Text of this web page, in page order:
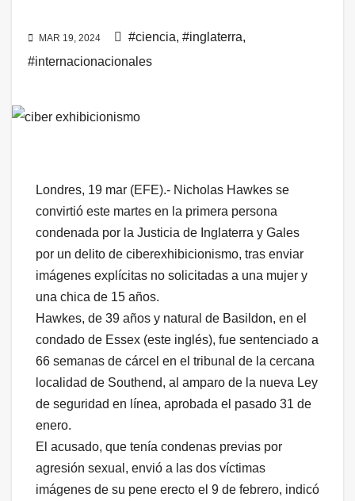
MAR 19, 2024 #ciencia, #inglaterra,
#internacionacionales
Londres, 19 mar (EFE).- Nicholas Hawkes se
convirtió este martes en la primera persona
condenada por la Justicia de Inglaterra y Gales
por un delito de ciberexhibicionismo, tras enviar
imágenes explícitas no solicitadas a una mujer y
una chica de 15 años.
Hawkes, de 39 años y natural de Basildon, en el
condado de Essex (este inglés), fue sentenciado a
66 semanas de cárcel en el tribunal de la cercana
localidad de Southend, al amparo de la nueva Ley
de seguridad en línea, aprobada el pasado 31 de
enero.
El acusado, que tenía condenas previas por
agresión sexual, envió a las dos víctimas
imágenes de su pene erecto el 9 de febrero, indicó